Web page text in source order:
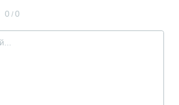
0 / 0